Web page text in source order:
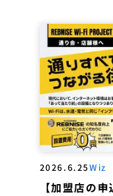
2026.6.25Wiz
【加盟店の